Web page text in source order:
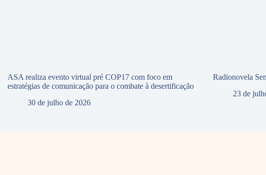
ASA realiza evento virtual pré COP17 com foco em
estratégias de comunicação para o combate à desertificação
30 de julho de 2026
Radionovela
23 de